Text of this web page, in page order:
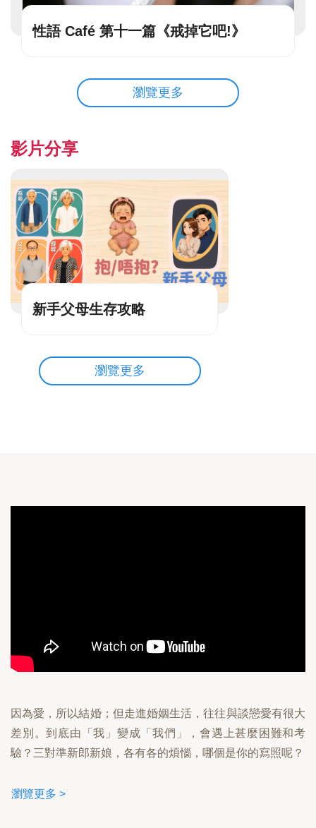
性語 Café 第十一篇《戒掉它吧!》
瀏覽更多
影片分享
新手父母生存攻略
瀏覽更多
因為愛，所以結婚；但走進婚姻生活，往往與談戀愛有很大
差別。到底由「我」變成「我們」，會遇上甚麼困難和考
驗？三對準新郎新娘，各有各的煩惱，哪個是你的寫照呢？
瀏覽更多 >